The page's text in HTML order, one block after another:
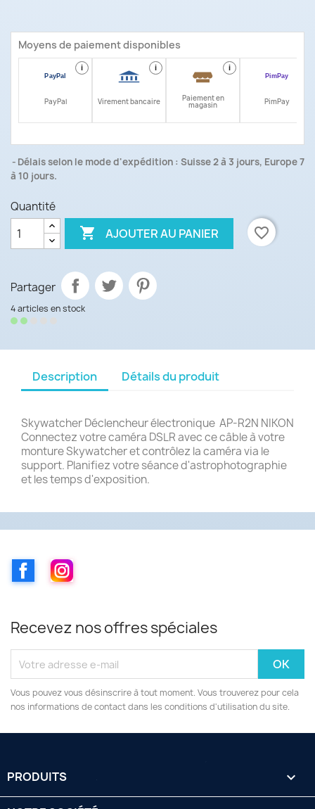
Moyens de paiement disponibles
i
PayPal
i
Virement bancaire
i
Paiement en
magasin PimPay
Délais selon le mode d'expédition : Suisse 2 à 3 jours, Europe 7
à 10 jours.
Quantité
 AJOUTER AU PANIER favorite_border
Partager
4 articles en stock
Description Détails du produit
Skywatcher Déclencheur électronique AP-R2N NIKON
Connectez votre caméra DSLR avec ce câble à votre
monture Skywatcher et contrôlez la caméra via le
support. Planifiez votre séance d'astrophotographie
et les temps d'exposition.
FacebookInstagram
Recevez nos offres spéciales
Vous pouvez vous désinscrire à tout moment. Vous trouverez pour cela
nos informations de contact dans les conditions d'utilisation du site.
PRODUITS 